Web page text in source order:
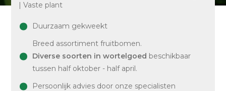
| Vaste plant
Duurzaam gekweekt
Breed assortiment fruitbomen.
Diverse soorten in wortelgoed beschikbaar
tussen half oktober - half april.
Persoonlijk advies door onze specialisten